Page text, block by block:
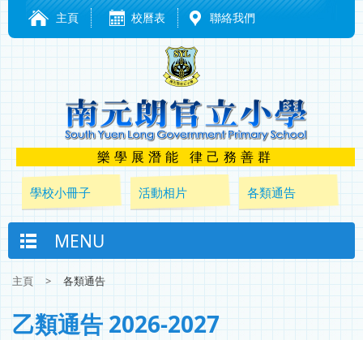
主頁 校曆表 聯絡我們
樂學展潛能 律己務善群
學校小冊子 活動相片 各類通告
MENU
主頁 > 各類通告
乙類通告 2026-2027